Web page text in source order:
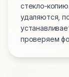
удаляются,
проверяем